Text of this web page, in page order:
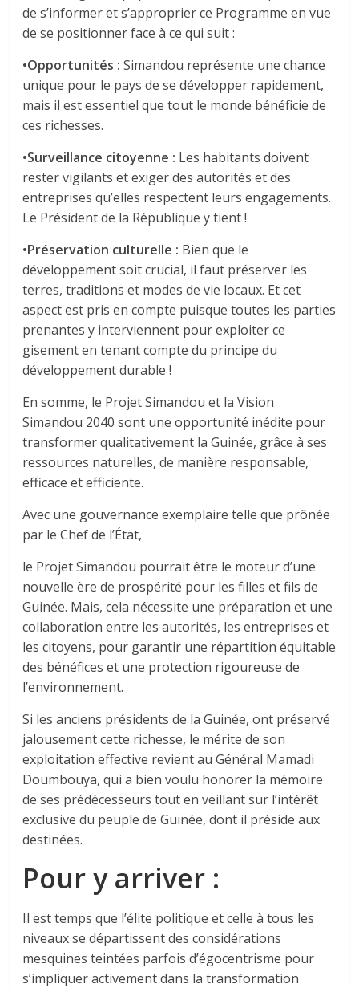
de s’informer et s’approprier ce Programme en vue
de se positionner face à ce qui suit :
​•​Opportunités :Simandou représente une chance
unique pour le pays de se développer rapidement,
mais il est essentiel que tout le monde bénéficie de
ces richesses.
​•​Surveillance citoyenne : Les habitants doivent
rester vigilants et exiger des autorités et des
entreprises qu’elles respectent leurs engagements.
Le Président de la République y tient !
​•​Préservation culturelle : Bien que le
développement soit crucial, il faut préserver les
terres, traditions et modes de vie locaux. Et cet
aspect est pris en compte puisque toutes les parties
prenantes y interviennent pour exploiter ce
gisement en tenant compte du principe du
développement durable !
En somme, le Projet Simandou et la Vision
Simandou 2040 sont une opportunité inédite pour
transformer qualitativement la Guinée, grâce à ses
ressources naturelles, de manière responsable,
efficace et efficiente.
Avec une gouvernance exemplaire telle que prônée
par le Chef de l’État,
le Projet Simandou pourrait être le moteur d’une
nouvelle ère de prospérité pour les filles et fils de
Guinée. Mais, cela nécessite une préparation et une
collaboration entre les autorités, les entreprises et
les citoyens, pour garantir une répartition équitable
des bénéfices et une protection rigoureuse de
l’environnement.
Si les anciens présidents de la Guinée, ont préservé
jalousement cette richesse, le mérite de son
exploitation effective revient au Général Mamadi
Doumbouya, qui a bien voulu honorer la mémoire
de ses prédécesseurs tout en veillant sur l’intérêt
exclusive du peuple de Guinée, dont il préside aux
destinées.
Pour y arriver :
Il est temps que l’élite politique et celle à tous les
niveaux se départissent des considérations
mesquines teintées parfois d’égocentrisme pour
s’impliquer activement dans la transformation